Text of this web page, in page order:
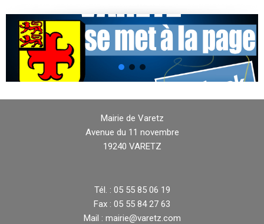
Mairie de Varetz
Avenue du 11 novembre
19240 VARETZ
Tél. : 05 55 85 06 19
Fax : 05 55 84 27 63
Mail : mairie@varetz.com